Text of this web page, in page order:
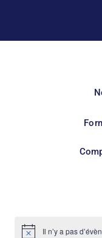
Notice Il n’y a pas